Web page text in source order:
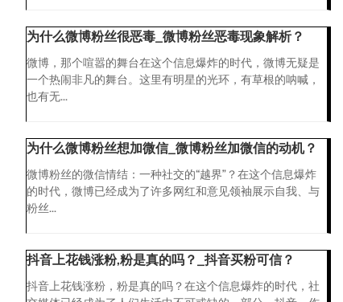
为什么微博粉丝很恶毒_微博粉丝恶毒现象解析？
微博，那个喧嚣的舞台在这个信息爆炸的时代，微博无疑是
一个热闹非凡的舞台。这里有明星的光环，有草根的呐喊，
也有无...
为什么微博粉丝想加微信_微博粉丝加微信的动机？
微博粉丝的微信情结：一种社交的“越界”？在这个信息爆炸
的时代，微博已经成为了许多网红和意见领袖展示自我、与
粉丝...
抖音上花钱涨粉,粉是真的吗？_抖音买粉可信？
抖音上花钱涨粉，粉是真的吗？在这个信息爆炸的时代，社